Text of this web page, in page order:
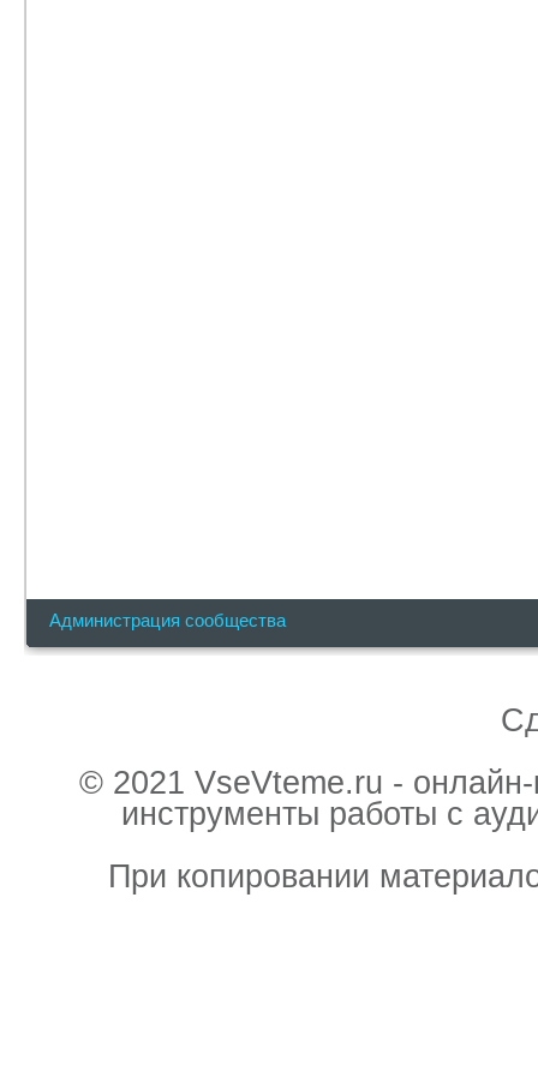
Администрация сообщества
© 2021 VseVteme.ru -
инструменты работы с
При копировании